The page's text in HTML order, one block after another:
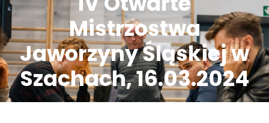
Mistrzostwa
Jaworzyny Śląskiej w
Szachach, 16.03.2024